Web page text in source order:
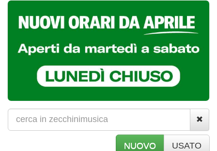
NUOVO USATO